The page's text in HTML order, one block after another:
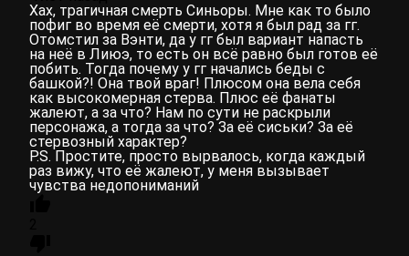
Хах, трагичная смерть Синьоры. Мне как то было
пофиг во время её смерти, хотя я был рад за гг.
Отомстил за Вэнти, да у гг был вариант напасть
на неё в Лиюэ, то есть он всё равно был готов её
побить. Тогда почему у гг начались беды с
башкой?! Она твой враг! Плюсом она вела себя
как высокомерная стерва. Плюс её фанаты
жалеют, а за что? Нам по сути не раскрыли
персонажа, а тогда за что? За её сиськи? За её
стервозный характер?
P.S. Простите, просто вырвалось, когда каждый
раз вижу, что её жалеют, у меня вызывает
чувства недопониманий